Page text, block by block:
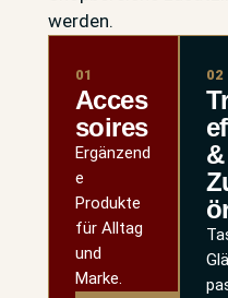
werden.
01
Acces
soires
Ergänzend
e
Produkte
für Alltag
und
Marke.
02
&